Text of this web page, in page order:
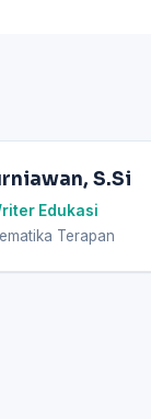
S.Si
Edukasi
Terapan